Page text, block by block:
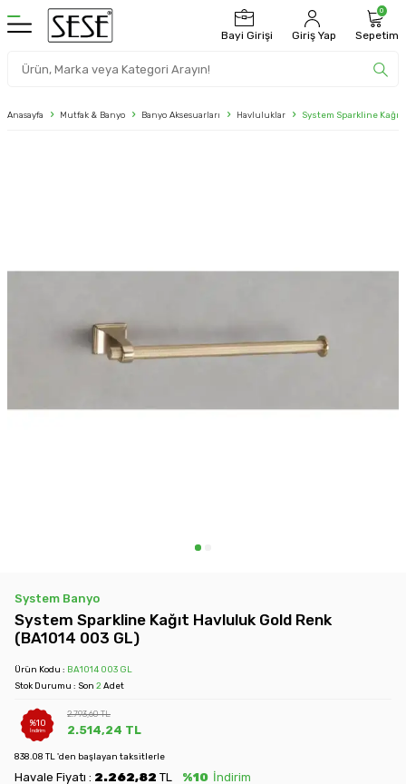
Bayi Girişi Giriş Yap
0
Sepetim
Anasayfa Mutfak & Banyo Banyo Aksesuarları Havluluklar System Sparkline
System Banyo
System Sparkline Kağıt Havluluk Gold Renk
(BA1014 003 GL)
Ürün Kodu : BA1014 003 GL
Stok Durumu : Son 2 Adet
%10
İndirim
2.793,60TL
2.514,24 TL
838.08 TL 'den başlayan taksitlerle
Havale Fiyatı : 2.262,82 TL %10 İndirim